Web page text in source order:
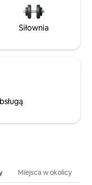
Siłownia
Miejsca w okolicy